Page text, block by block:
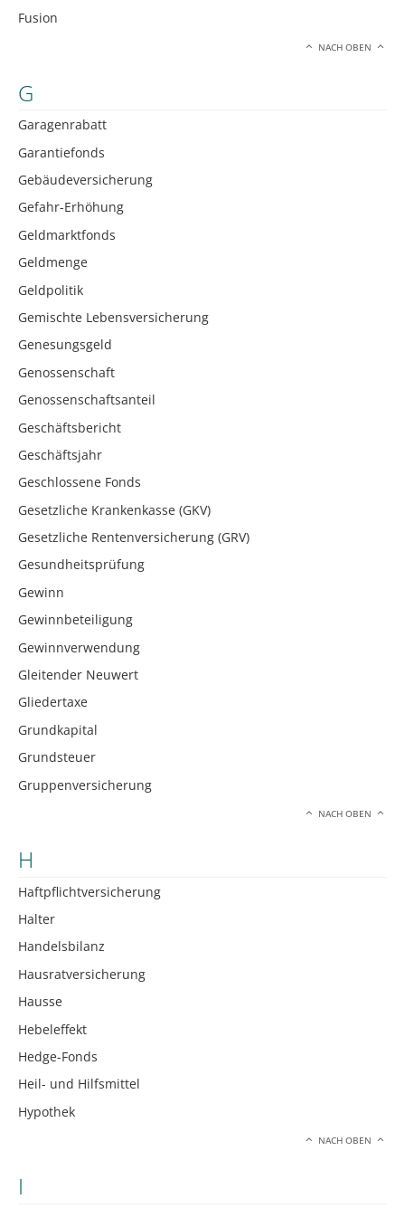
Fusion
NACH OBEN
G
Garagenrabatt
Garantiefonds
Gebäudeversicherung
Gefahr-Erhöhung
Geldmarktfonds
Geldmenge
Geldpolitik
Gemischte Lebensversicherung
Genesungsgeld
Genossenschaft
Genossenschaftsanteil
Geschäftsbericht
Geschäftsjahr
Geschlossene Fonds
Gesetzliche Krankenkasse (GKV)
Gesetzliche Rentenversicherung (GRV)
Gesundheitsprüfung
Gewinn
Gewinnbeteiligung
Gewinnverwendung
Gleitender Neuwert
Gliedertaxe
Grundkapital
Grundsteuer
Gruppenversicherung
NACH OBEN
H
Haftpflichtversicherung
Halter
Handelsbilanz
Hausratversicherung
Hausse
Hebeleffekt
Hedge-Fonds
Heil- und Hilfsmittel
Hypothek
NACH OBEN
I